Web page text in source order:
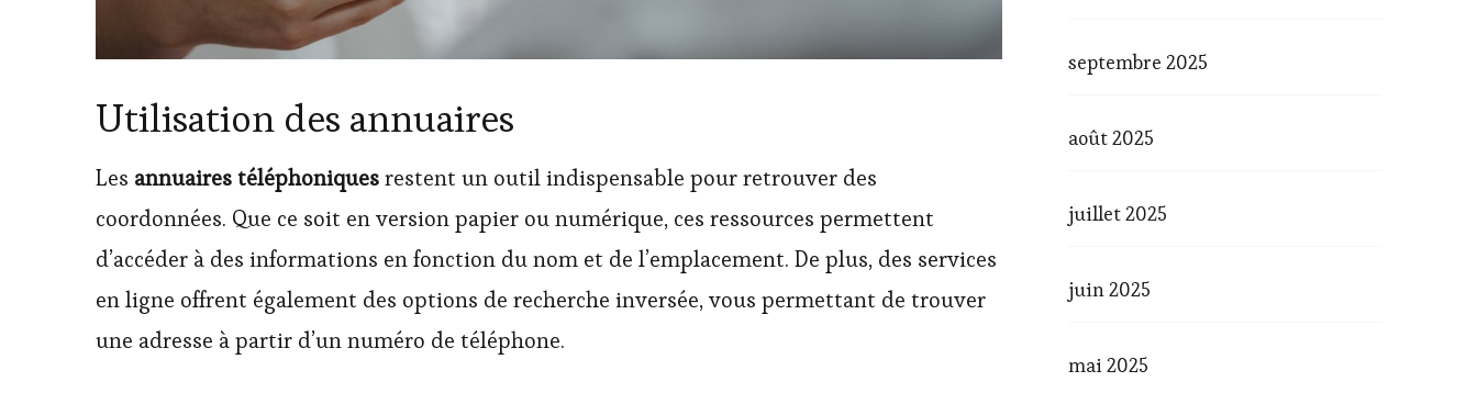
Utilisation des annuaires
Les annuaires téléphoniquesrestent un outil indispensable pour retrouver des
coordonnées. Que ce soit en version papier ou numérique, ces ressources permettent
d’accéder à des informations en fonction du nom et de l’emplacement. De plus, des services
en ligne offrent également des options de recherche inversée, vous permettant de trouver
une adresse à partir d’un numéro de téléphone.
septembre 2025
août 2025
juillet 2025
juin 2025
mai 2025